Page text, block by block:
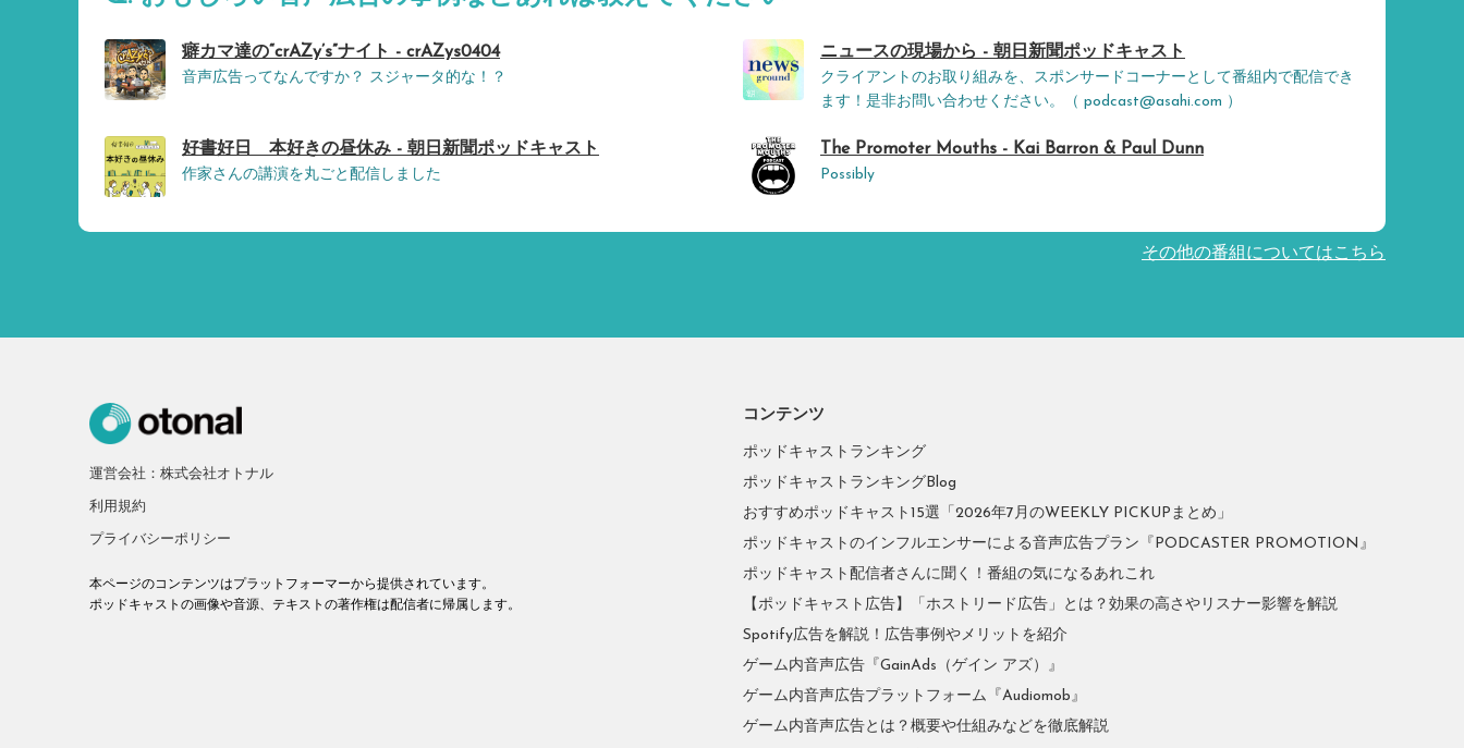
癖カマ達の“crAZy’s”ナイト - crAZys0404
音声広告ってなんですか？ スジャータ的な！？
ニュースの現場から - 朝日新聞ポッドキャスト
クライアントのお取り組みを、スポンサードコーナーとして番組内で配信でき
ます！是非お問い合わせください。（ podcast@asahi.com ）
好書好日 本好きの昼休み - 朝日新聞ポッドキャスト
作家さんの講演を丸ごと配信しました
The Promoter Mouths - Kai Barron & Paul Dunn
Possibly
その他の番組についてはこちら
運営会社：株式会社オトナル
利用規約
プライバシーポリシー
本ページのコンテンツはプラットフォーマーから提供されています。
ポッドキャストの画像や音源、テキストの著作権は配信者に帰属します。
コンテンツ
ポッドキャストランキング
ポッドキャストランキングBlog
おすすめポッドキャスト15選「2026年7月のWEEKLY PICKUPまとめ」
ポッドキャストのインフルエンサーによる音声広告プラン『PODCASTER PROMOTION』
ポッドキャスト配信者さんに聞く！番組の気になるあれこれ
【ポッドキャスト広告】「ホストリード広告」とは？効果の高さやリスナー影響を解説
Spotify広告を解説！広告事例やメリットを紹介
ゲーム内音声広告『GainAds（ゲイン アズ）』
ゲーム内音声広告プラットフォーム『Audiomob』
ゲーム内音声広告とは？概要や仕組みなどを徹底解説